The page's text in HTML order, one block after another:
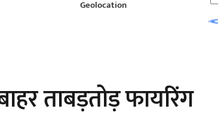
Geolocation
ताबड़तोड़ फायरिंग